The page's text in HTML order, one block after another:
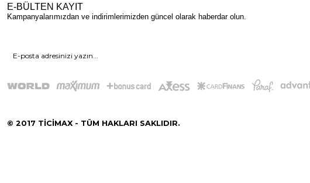
E-BÜLTEN KAYIT
Kampanyalarımızdan ve indirimlerimizden güncel olarak haberdar olun.
© 2017 TİCİMAX - TÜM HAKLARI SAKLIDIR.